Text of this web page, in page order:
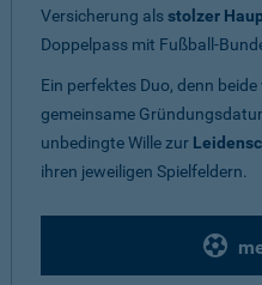
Versicherung alsstolzer
Doppelpass mit Fußball-
Ein perfektes Duo, denn
gemeinsame
unbedingte Wille zur
ihren jeweiligen Spielfeldern.